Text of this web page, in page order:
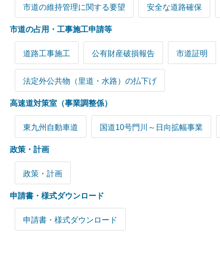
市道の維持管理に関する要望 安全な道路確保
市道の占用・工事施工申請等
道路工事施工 公有財産破損報告 市道証明
法定外公共物（里道・水路）の払下げ
高速道対策室（事業調整係）
東九州自動車道 国道10号門川～日向拡幅事業
政策・計画
政策・計画
申請書・様式ダウンロード
申請書・様式ダウンロード